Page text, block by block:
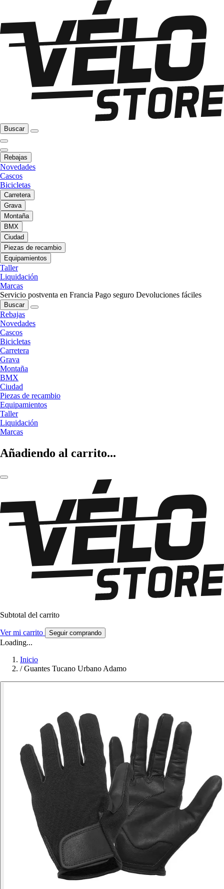
Buscar
Rebajas
Novedades
Cascos
Bicicletas
Carretera
Grava
Montaña
BMX
Ciudad
Piezas de recambio
Equipamientos
Taller
Liquidación
Marcas
Servicio postventa en Francia Pago seguro Devoluciones fáciles
Buscar
Rebajas
Novedades
Cascos
Bicicletas
Carretera
Grava
Montaña
BMX
Ciudad
Piezas de recambio
Equipamientos
Taller
Liquidación
Marcas
Añadiendo al carrito...
Subtotal del carrito
Ver mi carrito Seguir comprando
Loading...
Inicio
/ Guantes Tucano Urbano Adamo